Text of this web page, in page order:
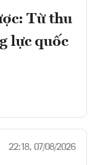
Từ thu
lực quốc
22:18, 07/08/2026